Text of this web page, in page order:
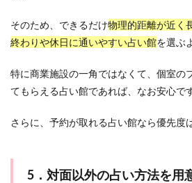
そのため、できるだけ物理的距離が近く
終わりや休日に通いやすい占い館を選ぶ
特に商業施設の一角ではなくて、個室の
てもらえる占い館であれば、なお安心です
さらに、予約が取れる占い館なら優先度
5．対面以外の占い方法を用